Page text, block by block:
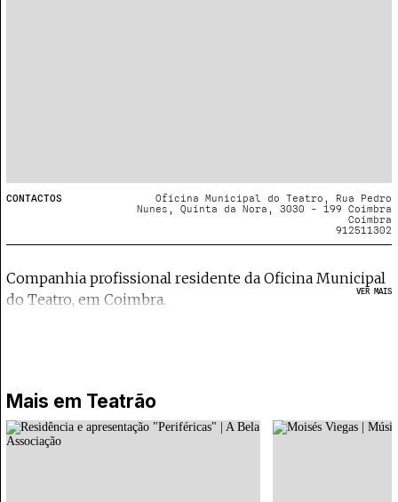
CONTACTOS
Oficina Municipal do Teatro, Rua Pedro
Nunes, Quinta da Nora, 3030 - 199 Coimbra
Coimbra
912511302
Companhia profissional residente da Oficina Municipal
do Teatro, em Coimbra.
VER MAIS
Mais em Teatrão